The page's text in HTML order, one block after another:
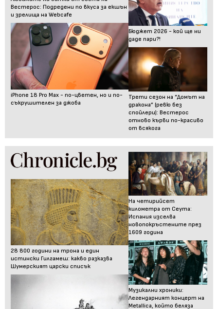
Вестерос: Подредени по вкуса за екшън
и зрелища на Webcafe
iPhone 18 Pro Max - по-цветен, но и по-
съкрушителен за джоба
Бюджет 2026 - кой ще ни
даде пари?!
Трети сезон на “Домът на
дракона” (ревю без
спойлери): Вестерос
отново кърви по-красиво
от всякога
28 800 години на трона и един
истински Гилгамеш: какво разказва
Шумерският царски списък
На четирийсет
километра от Сеута:
Испания изселва
новопокръстените през
1609 година
Музикални хроники:
Легендарният концерт на
Metallica, който беляза